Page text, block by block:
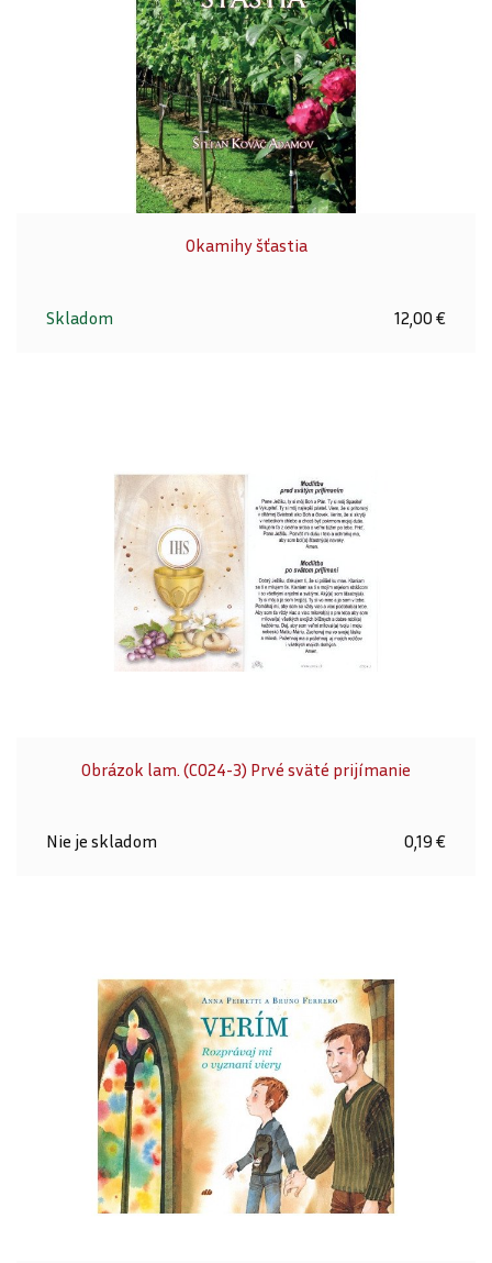
Okamihy šťastia
Skladom 12,00 €
Obrázok lam. (C024-3) Prvé sväté prijímanie
Nie je skladom 0,19 €